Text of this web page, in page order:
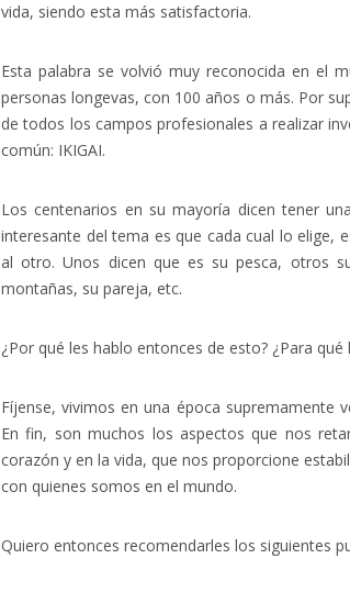
vida, siendo esta más satisfactoria.
Esta palabra se volvió muy reconocida en el
personas longevas, con 100 años o más. Por
de todos los campos profesionales a realizar
común: IKIGAI.
Los centenarios en su mayoría dicen tener
interesante del tema es que cada cual lo elige,
al otro. Unos dicen que es su pesca, otros
montañas, su pareja, etc.
¿Por qué les hablo entonces de esto? ¿Para
Fíjense, vivimos en una época supremamente
En fin, son muchos los aspectos que nos
corazón y en la vida, que nos proporcione
con quienes somos en el mundo.
Quiero entonces recomendarles los siguientes